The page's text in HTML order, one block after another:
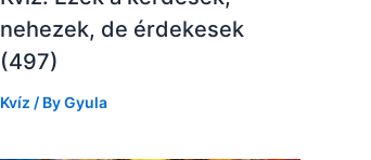
nehezek, de érdekesek
(497)
Kvíz / ByGyula